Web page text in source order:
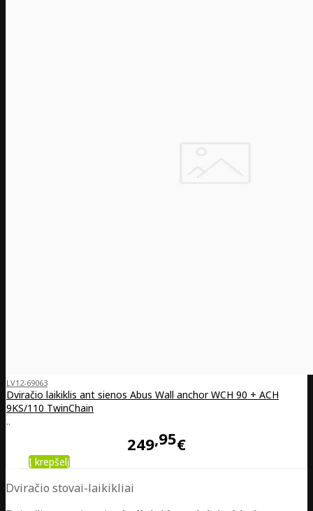
LV12-69063
Dviračio laikiklis ant sienos Abus Wall anchor WCH 90 + ACH
9KS/110 TwinChain
..
249 95€
Į krepšelį
Dviračio stovai-laikikliai